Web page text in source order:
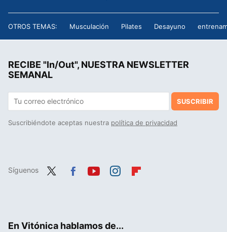
OTROS TEMAS: Musculación Pilates Desayuno
RECIBE "In/Out", NUESTRA NEWSLETTER
SEMANAL
SUSCRIBIR
Suscribiéndote aceptas nuestra política de privacidad
Síguenos
En Vitónica hablamos de...